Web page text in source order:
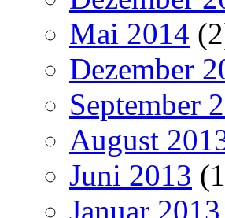
Mai 2014
Dezember
September
August
Juni 2013
Januar 2013